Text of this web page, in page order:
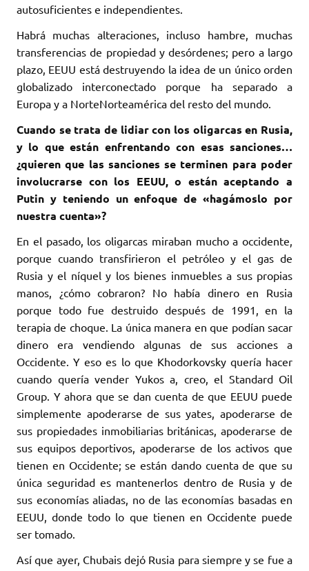
autosuficientes e independientes.
Habrá muchas alteraciones, incluso hambre, muchas
transferencias de propiedad y desórdenes; pero a largo
plazo, EEUU está destruyendo la idea de un único orden
globalizado interconectado porque ha separado a
Europa y a NorteNorteamérica del resto del mundo.
Cuando se trata de lidiar con los oligarcas en Rusia,
y lo que están enfrentando con esas sanciones…
¿quieren que las sanciones se terminen para poder
involucrarse con los EEUU, o están aceptando a
Putin y teniendo un enfoque de «hagámoslo por
nuestra cuenta»?
En el pasado, los oligarcas miraban mucho a occidente,
porque cuando transfirieron el petróleo y el gas de
Rusia y el níquel y los bienes inmuebles a sus propias
manos, ¿cómo cobraron? No había dinero en Rusia
porque todo fue destruido después de 1991, en la
terapia de choque. La única manera en que podían sacar
dinero era vendiendo algunas de sus acciones a
Occidente. Y eso es lo que Khodorkovsky quería hacer
cuando quería vender Yukos a, creo, el Standard Oil
Group. Y ahora que se dan cuenta de que EEUU puede
simplemente apoderarse de sus yates, apoderarse de
sus propiedades inmobiliarias británicas, apoderarse de
sus equipos deportivos, apoderarse de los activos que
tienen en Occidente; se están dando cuenta de que su
única seguridad es mantenerlos dentro de Rusia y de
sus economías aliadas, no de las economías basadas en
EEUU, donde todo lo que tienen en Occidente puede
ser tomado.
Así que ayer, Chubais dejó Rusia para siempre y se fue a